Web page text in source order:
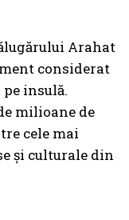
Arahat
considerat
insulă.
milioane de
cele mai
și culturale din